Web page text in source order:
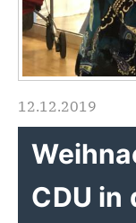
12.12.2019
CDU in